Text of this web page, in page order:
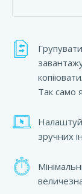
Так само
зручних